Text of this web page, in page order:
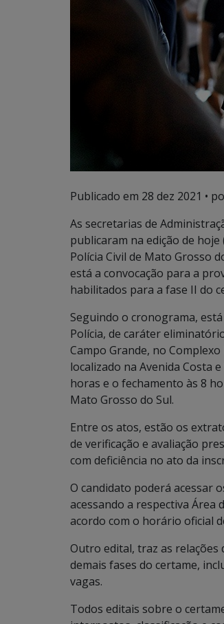
Publicado em 28 dez 2021 •
As secretarias de
publicaram na edição de
Polícia Civil de Mato Grosso
está a convocação para a
habilitados para a fase II do
Seguindo o cronograma,
Polícia, de caráter
Campo Grande, no
localizado na Avenida Costa
horas e o fechamento às 8
Mato Grosso do Sul.
Entre os atos, estão os
de verificação e avaliação
com deficiência no ato da
O candidato poderá acessar
acessando a respectiva Área
acordo com o horário oficial
Outro edital, traz as
demais fases do certame,
vagas.
Todos editais sobre o